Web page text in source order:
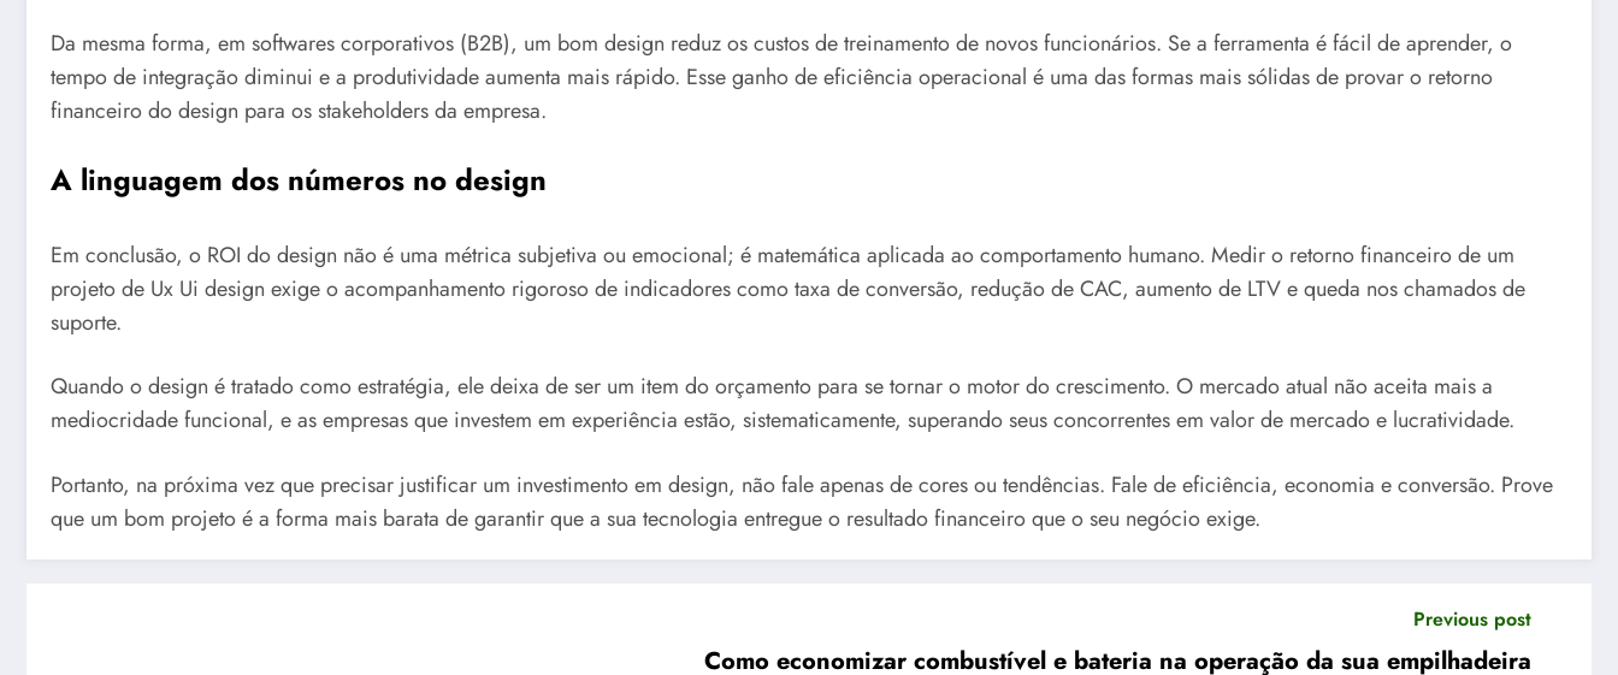
Da mesma forma, em softwares corporativos (B2B), um bom design reduz os custos de treinamento de novos funcionários. Se a ferramenta é fácil de aprender, o
tempo de integração diminui e a produtividade aumenta mais rápido. Esse ganho de eficiência operacional é uma das formas mais sólidas de provar o retorno
financeiro do design para os stakeholders da empresa.
A linguagem dos números no design
Em conclusão, o ROI do design não é uma métrica subjetiva ou emocional; é matemática aplicada ao comportamento humano. Medir o retorno financeiro de um
projeto de Ux Ui design exige o acompanhamento rigoroso de indicadores como taxa de conversão, redução de CAC, aumento de LTV e queda nos chamados de
suporte.
Quando o design é tratado como estratégia, ele deixa de ser um item do orçamento para se tornar o motor do crescimento. O mercado atual não aceita mais a
mediocridade funcional, e as empresas que investem em experiência estão, sistematicamente, superando seus concorrentes em valor de mercado e lucratividade.
Portanto, na próxima vez que precisar justificar um investimento em design, não fale apenas de cores ou tendências. Fale de eficiência, economia e conversão. Prove
que um bom projeto é a forma mais barata de garantir que a sua tecnologia entregue o resultado financeiro que o seu negócio exige.
Previous post
Como economizar combustível e bateria na operação da sua empilhadeira